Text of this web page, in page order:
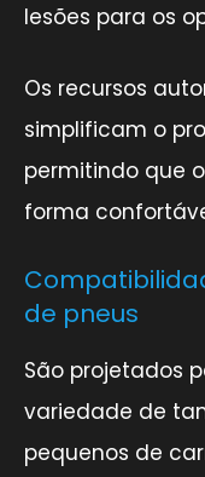
lesões para os
Os recursos
simplificam o
permitindo que
forma
de pneus
São projetados
variedade de
pequenos de